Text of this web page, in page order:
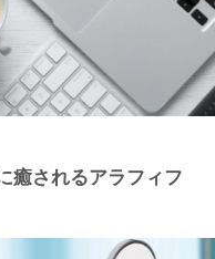
癒されるアラフィフ